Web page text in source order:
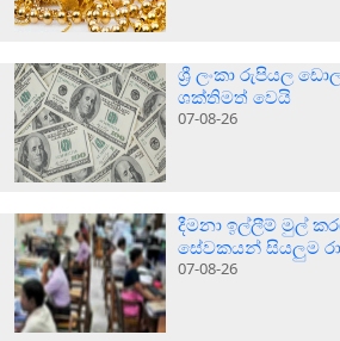
ශ්‍රී ලංකා රුපියල
ශක්තිමත් වෙයි
07-08-26
දීමනා ඉල්ලීම් මුල්
සේවකයන් සියලුම
07-08-26